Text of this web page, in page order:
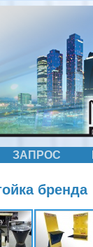
ЗАПРОС
бренда